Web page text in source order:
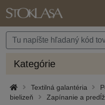
Kategórie
Textilná galantéria
bielizeň
Zapínanie a